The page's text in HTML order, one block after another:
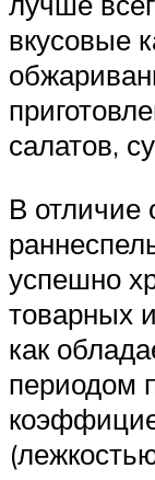
вкусовые
салатов,
В отличие
успешно
товарных
как
периодом